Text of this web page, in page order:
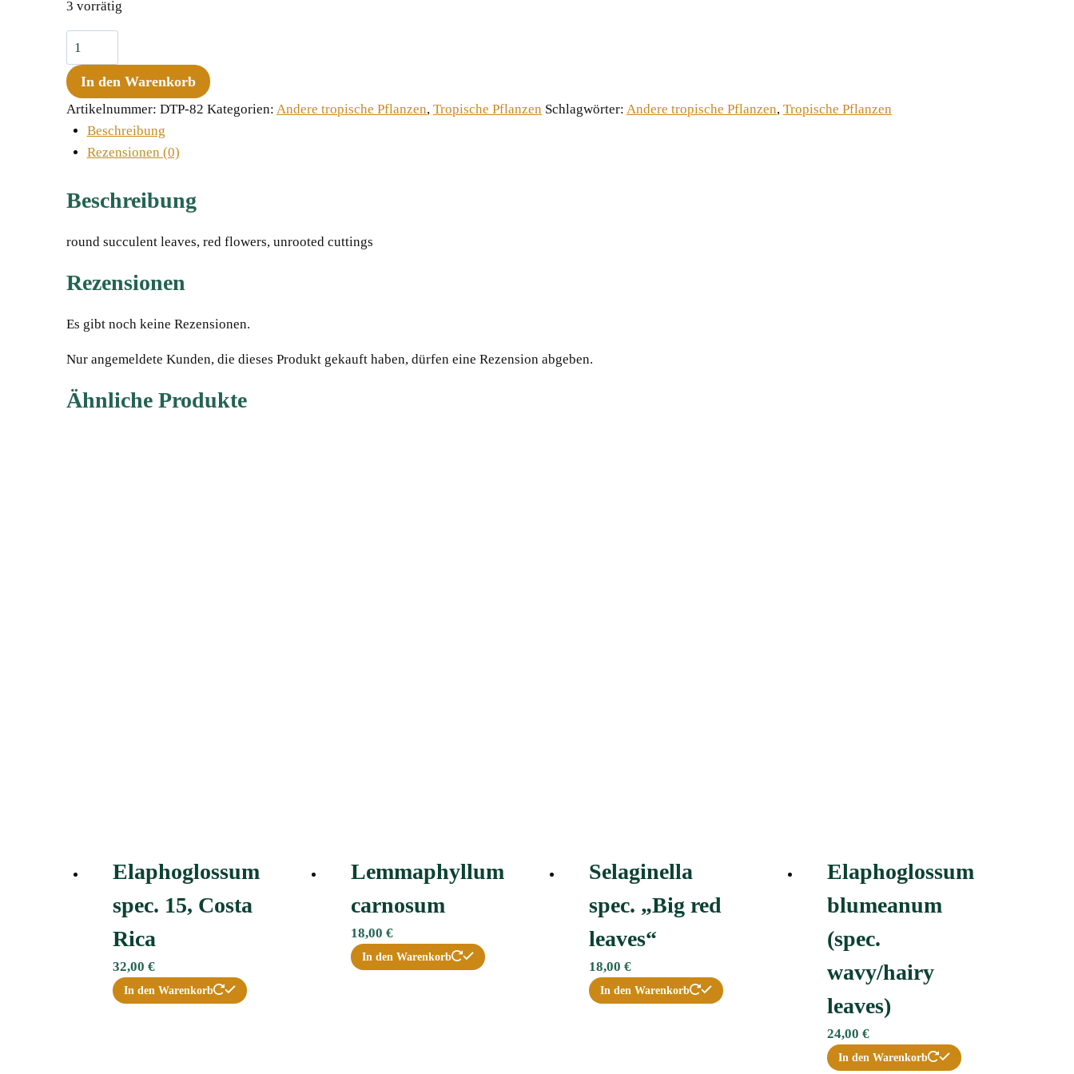
3 vorrätig
Aeschynanthus
parvifolius
Menge
In den Warenkorb
Artikelnummer: DTP-82 Kategorien: Andere tropische Pflanzen, Tropische Pflanzen Schlagwörter: Andere tropische Pflanzen, Tropische Pflanzen
Beschreibung
Rezensionen (0)
Beschreibung
round succulent leaves, red flowers, unrooted cuttings
Rezensionen
Es gibt noch keine Rezensionen.
Nur angemeldete Kunden, die dieses Produkt gekauft haben, dürfen eine Rezension abgeben.
Ähnliche Produkte
Elaphoglossum
spec. 15, Costa
Rica
32,00 €
In den Warenkorb
Lemmaphyllum
carnosum
18,00 €
In den Warenkorb
Selaginella
spec. „Big red
leaves“
18,00 €
In den Warenkorb
Elaphoglossum
blumeanum
(spec.
wavy/hairy
leaves)
24,00 €
In den Warenkorb